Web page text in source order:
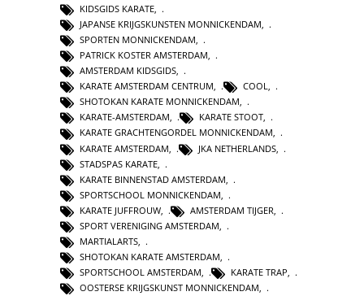
KIDSGIDS KARATE
JAPANSE KRIJGSKUNSTEN MONNICKENDAM,
SPORTEN MONNICKENDAM,
PATRICK KOSTER AMSTERDAM,
AMSTERDAM KIDSGIDS,
KARATE AMSTERDAM CENTRUM, COOL,
SHOTOKAN KARATE MONNICKENDAM,
KARATE-AMSTERDAM, KARATE STOOT,
KARATE GRACHTENGORDEL MONNICKENDAM,
KARATE AMSTERDAM
JKA NETHERLANDS
STADSPAS KARATE
KARATE BINNENSTAD AMSTERDAM
SPORTSCHOOL MONNICKENDAM
KARATE JUFFROUW
AMSTERDAM TIJGER
SPORT VERENIGING AMSTERDAM
MARTIALARTS
SHOTOKAN KARATE AMSTERDAM
SPORTSCHOOL AMSTERDAM, KARATE TRAP,
OOSTERSE KRIJGSKUNST MONNICKENDAM,